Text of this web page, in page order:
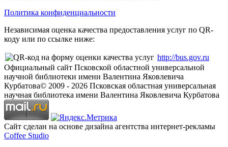
Политика конфиденциальности
Независимая оценка качества предоставления услуг по QR-
коду или по ссылке ниже:
http://bus.gov.ru
Официальный сайт Псковской областной универсальной
научной библиотеки имени Валентина Яковлевича
Курбатова© 2009 - 2026 Псковская областная универсальная
научная библиотека имени Валентина Яковлевича Курбатова
Сайт сделан на основе дизайна агентства интернет-рекламы
Coffee Studio